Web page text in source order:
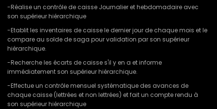
-Réalise un contrôle de caisse Journalier et hebdomadaire avec
son supérieur hiérarchique
-Etablit les inventaires de caisse le dernier jour de chaque mois et le
compare au solde de saga pour validation par son supérieur
hiérarchique.
-Recherche les écarts de caisse s'il y en a et informe
immédiatement son supérieur hiérarchique.
-Effectue un contrôle mensuel systématique des avances de
chaque caisse (lettrées et non lettrées) et fait un compte rendu à
son supérieur hiérarchique